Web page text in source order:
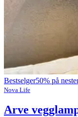
Bestselger50% på
Nova Life
Arve